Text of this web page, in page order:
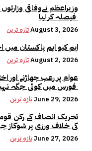
وزیراعظم نےوفاقی
تازہ ترینAugust 3, 2026
ایم کیو ایم پاکستان میں
تازہ ترینAugust 2, 2026
عوام پر رعب جھاڑنے اور
تازہ ترینJune 29, 2026
تحریک انصاف کے رکن
کی خلاف ورزی پر شوکاز
تازہ ترینJune 27, 2026